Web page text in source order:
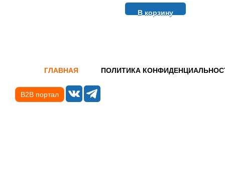
В корзину
ГЛАВНАЯ ПОЛИТИКА
B2B портал